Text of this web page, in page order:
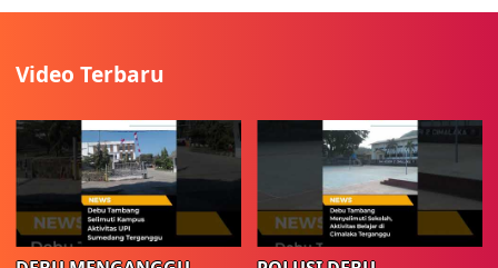
Video Terbaru